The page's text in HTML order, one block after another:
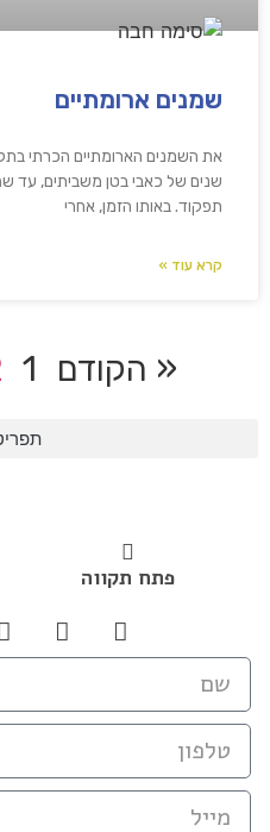
שמנים ארומתיים
את השמנים הארומתיים הכרתי
שנים של כאבי בטן משביתים, עד
תפקוד. באותו הזמן, אחרי
קרא עוד »
« הקודם 1
פתח תקווה